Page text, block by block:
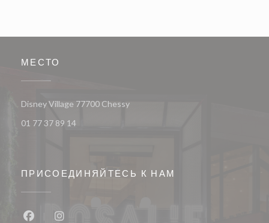
МЕСТО
Disney Village 77700 Chessy((открывается в новом окне))
01 77 37 89 14
ПРИСОЕДИНЯЙТЕСЬ К НАМ